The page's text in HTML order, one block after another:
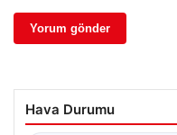
Hava Durumu